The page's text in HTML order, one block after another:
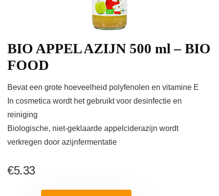
BIO APPEL AZIJN 500 ml – BIO
FOOD
Bevat een grote hoeveelheid polyfenolen en vitamine E
In cosmetica wordt het gebruikt voor desinfectie en
reiniging
Biologische, niet-geklaarde appelciderazijn wordt
verkregen door azijnfermentatie
€5.33